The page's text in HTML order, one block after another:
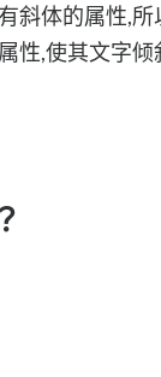
斜体的属性,
性,使其文字